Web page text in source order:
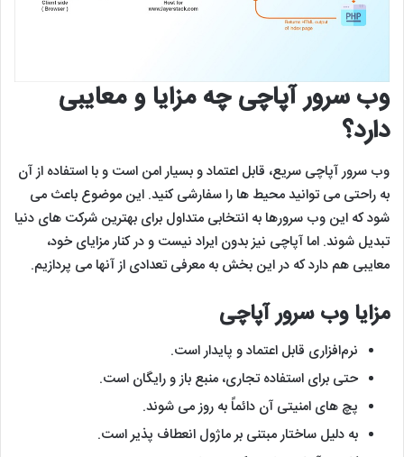
وب سرور آپاچی چه مزایا و معایبی
دارد؟
وب سرور آپاچی سریع، قابل اعتماد و بسیار امن است و با استفاده از آن
به راحتی می توانید محیط ها را سفارشی کنید. این موضوع باعث می
شود که این وب سرورها به انتخابی متداول برای بهترین شرکت های دنیا
تبدیل شوند. اما آپاچی نیز بدون ایراد نیست و در کنار مزایای خود،
معایبی هم دارد که در این بخش به معرفی تعدادی از آنها می پردازیم.
مزایا وب سرور آپاچی
نرم‌افزاری قابل اعتماد و پایدار است.
حتی برای استفاده تجاری، منبع باز و رایگان است.
پچ های امنیتی آن دائماً به روز می شوند.
به دلیل ساختار مبتنی بر ماژول انعطاف پذیر است.